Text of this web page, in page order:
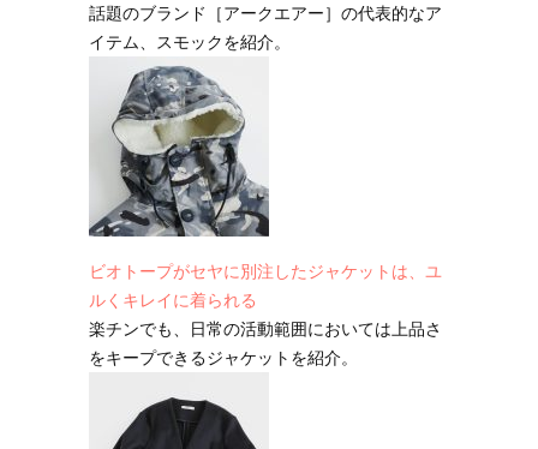
話題のブランド［アークエアー］の代表的なア
イテム、スモックを紹介。
ビオトープがセヤに別注したジャケットは、ユ
ルくキレイに着られる
楽チンでも、日常の活動範囲においては上品さ
をキープできるジャケットを紹介。